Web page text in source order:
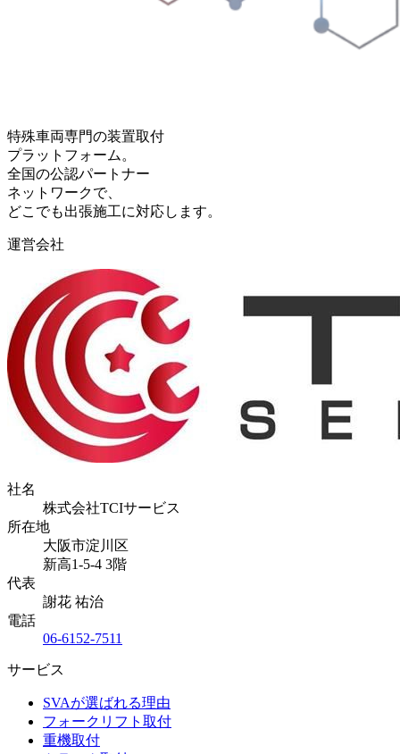
特殊車両専門の装置取付
プラットフォーム。
全国の公認パートナー
ネットワークで、
どこでも出張施工に対応します。
運営会社
社名
株式会社TCIサービス
所在地
大阪市淀川区
新高1-5-4 3階
代表
謝花 祐治
電話
06-6152-7511
サービス
SVAが選ばれる理由
フォークリフト取付
重機取付